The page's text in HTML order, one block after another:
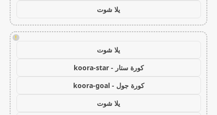
يلا شوت
!
يلا شوت
كورة ستار - koora-star
كورة جول - koora-goal
يلا شوت